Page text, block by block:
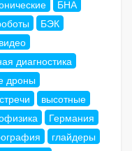
БНА
БЭК
видео
диагностика
дроны
высотные
Германия
глайдеры